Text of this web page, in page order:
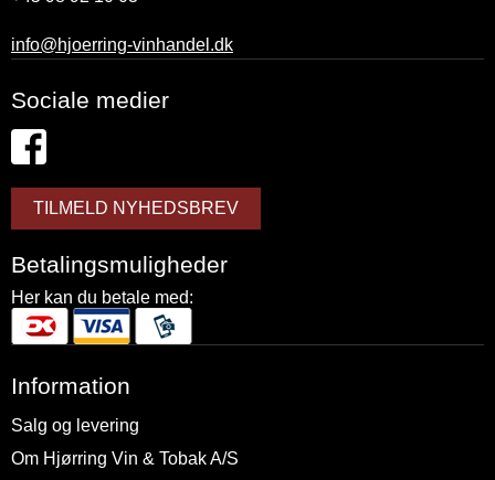
info@hjoerring-vinhandel.dk
Sociale medier
TILMELD NYHEDSBREV
Betalingsmuligheder
Her kan du betale med:
Information
Salg og levering
Om Hjørring Vin & Tobak A/S